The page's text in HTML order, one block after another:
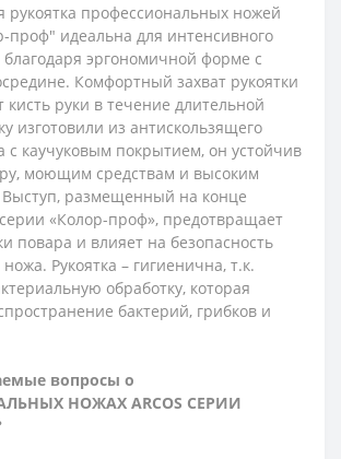
рукоятка профессиональных ножей
проф" идеальна для интенсивного
благодаря эргономичной форме с
Комфортный захват рукоятки
кисть руки в течение длительной
изготовили из антискользящего
с каучуковым покрытием, он устойчив
моющим средствам и высоким
размещенный на конце
«Колор-проф», предотвращает
повара и влияет на безопасность
ножа. Рукоятка – гигиенична, т.к.
обработку, которая
бактерий, грибков и
вопросы о
НОЖАХ ARCOS СЕРИИ